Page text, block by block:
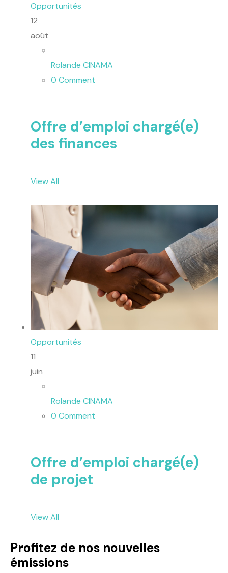
Opportunités
12
août
Rolande CINAMA
0 Comment
Offre d’emploi chargé(e)
des finances
View All
Opportunités
11
juin
Rolande CINAMA
0 Comment
Offre d’emploi chargé(e)
de projet
View All
Profitez de nos nouvelles
émissions